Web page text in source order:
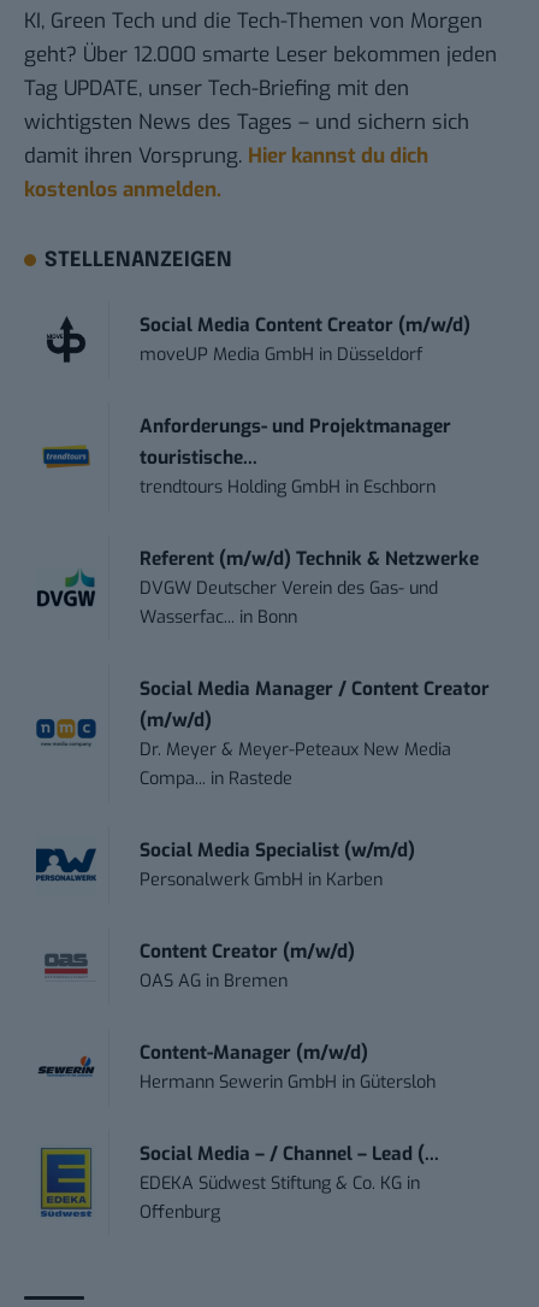
KI, Green Tech und die Tech-Themen von Morgen
geht? Über 12.000 smarte Leser bekommen jeden
Tag UPDATE, unser Tech-Briefing mit den
wichtigsten News des Tages – und sichern sich
damit ihren Vorsprung. Hier kannst du dich
kostenlos anmelden.
STELLENANZEIGEN
Social Media Content Creator (m/w/d)
moveUP Media GmbH in Düsseldorf
Anforderungs- und Projektmanager
touristische...
trendtours Holding GmbH in Eschborn
Referent (m/w/d) Technik & Netzwerke
DVGW Deutscher Verein des Gas- und
Wasserfac... in Bonn
Social Media Manager / Content Creator
(m/w/d)
Dr. Meyer & Meyer-Peteaux New Media
Compa... in Rastede
Social Media Specialist (w/m/d)
Personalwerk GmbH in Karben
Content Creator (m/w/d)
OAS AG in Bremen
Content-Manager (m/w/d)
Hermann Sewerin GmbH in Gütersloh
Social Media – / Channel – Lead (...
EDEKA Südwest Stiftung & Co. KG in
Offenburg